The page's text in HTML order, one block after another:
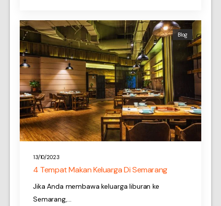
13/10/2023
Blog
4 Tempat Makan Keluarga Di Semarang
Jika Anda membawa keluarga liburan ke
Semarang,…